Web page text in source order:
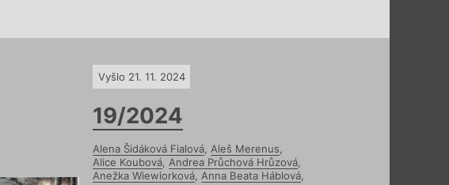
Vyšlo 21. 11. 2024
19/2024
Alena Šidáková Fialová, Aleš Merenus,
Alice Koubová, Andrea Průchová Hrůzová,
Anežka Wiewiorková, Anna Beata Háblová,